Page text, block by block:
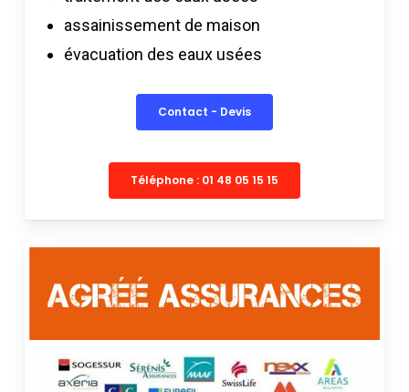
assainissement de maison
évacuation des eaux usées
Contact - Devis
Téléphone : 01 48 05 15 15